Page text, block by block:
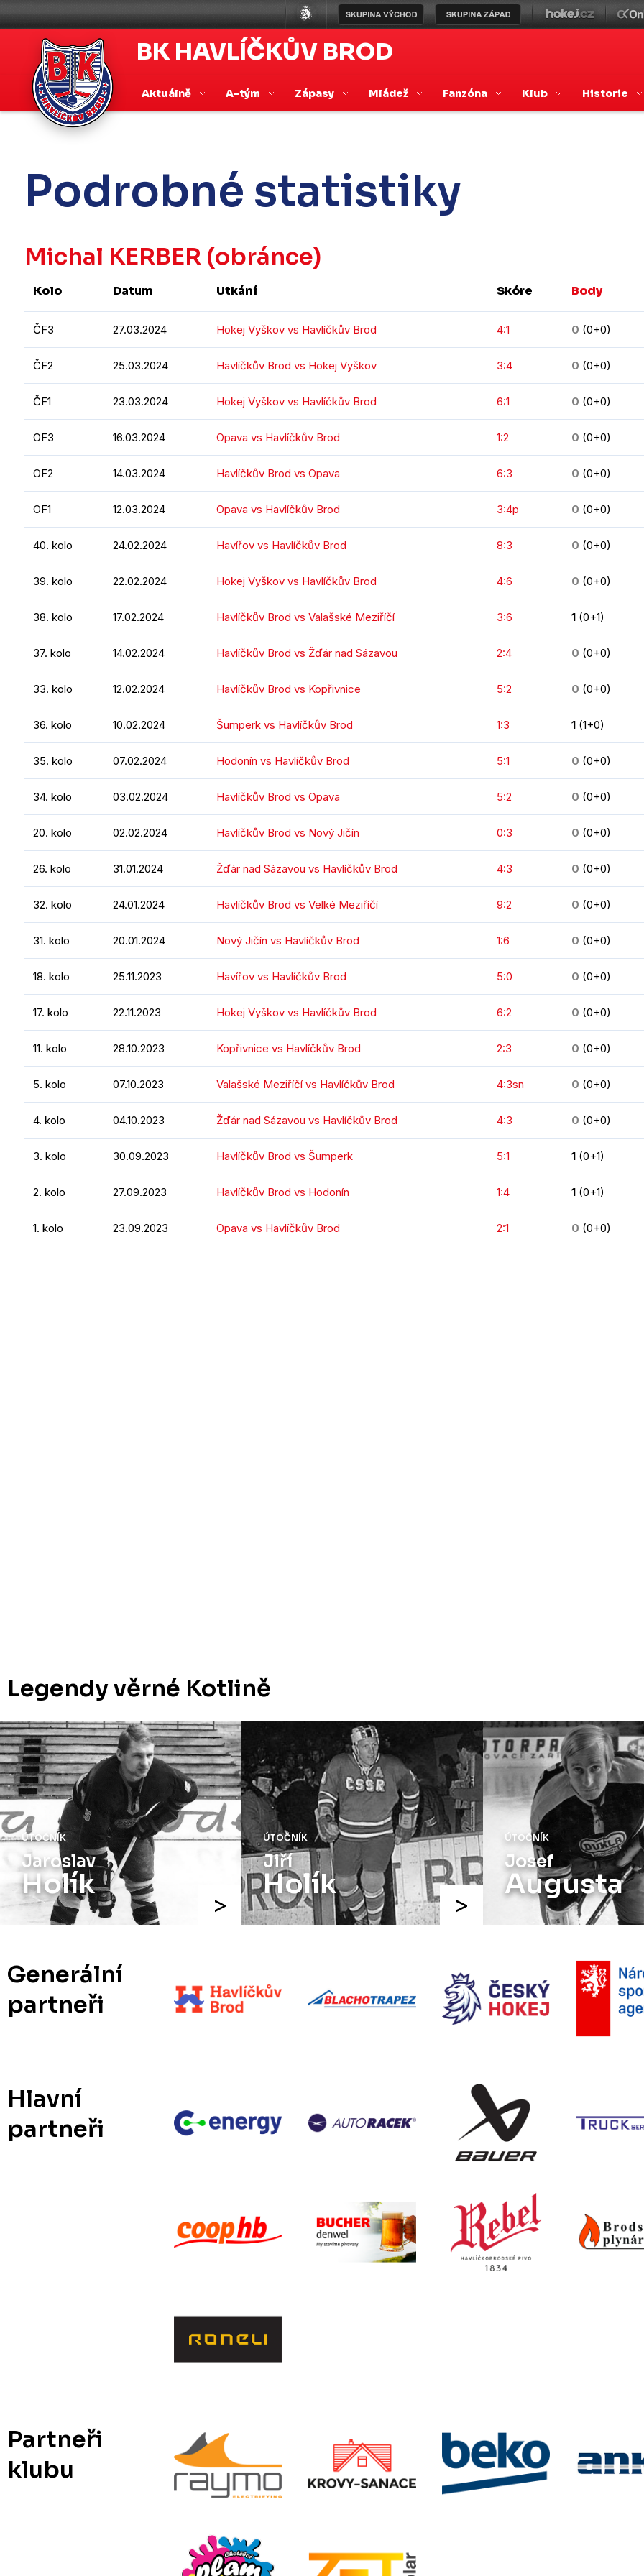
BK HAVLÍČKŮV BROD
Aktuálně A-tým Zápasy Mládež Fanzóna Klub Historie
Podrobné statistiky
Michal KERBER (obránce)
Kolo Datum Utkání Skóre Body
ČF3 27.03.2024 Hokej Vyškov vs Havlíčkův Brod 4:1 0 (0+0)
ČF2 25.03.2024 Havlíčkův Brod vs Hokej Vyškov 3:4 0 (0+0)
ČF1 23.03.2024 Hokej Vyškov vs Havlíčkův Brod 6:1 0 (0+0)
OF3 16.03.2024 Opava vs Havlíčkův Brod 1:2 0 (0+0)
OF2 14.03.2024 Havlíčkův Brod vs Opava 6:3 0 (0+0)
OF1 12.03.2024 Opava vs Havlíčkův Brod 3:4p 0 (0+0)
40. kolo 24.02.2024 Havířov vs Havlíčkův Brod 8:3 0 (0+0)
39. kolo 22.02.2024 Hokej Vyškov vs Havlíčkův Brod 4:6 0 (0+0)
38. kolo 17.02.2024 Havlíčkův Brod vs Valašské Meziříčí 3:6 1 (0+1)
37. kolo 14.02.2024 Havlíčkův Brod vs Žďár nad Sázavou 2:4 0 (0+0)
33. kolo 12.02.2024 Havlíčkův Brod vs Kopřivnice 5:2 0 (0+0)
36. kolo 10.02.2024 Šumperk vs Havlíčkův Brod 1:3 1 (1+0)
35. kolo 07.02.2024 Hodonín vs Havlíčkův Brod 5:1 0 (0+0)
34. kolo 03.02.2024 Havlíčkův Brod vs Opava 5:2 0 (0+0)
20. kolo 02.02.2024 Havlíčkův Brod vs Nový Jičín 0:3 0 (0+0)
26. kolo 31.01.2024 Žďár nad Sázavou vs Havlíčkův Brod 4:3 0 (0+0)
32. kolo 24.01.2024 Havlíčkův Brod vs Velké Meziříčí 9:2 0 (0+0)
31. kolo 20.01.2024 Nový Jičín vs Havlíčkův Brod 1:6 0 (0+0)
18. kolo 25.11.2023 Havířov vs Havlíčkův Brod 5:0 0 (0+0)
17. kolo 22.11.2023 Hokej Vyškov vs Havlíčkův Brod 6:2 0 (0+0)
11. kolo 28.10.2023 Kopřivnice vs Havlíčkův Brod 2:3 0 (0+0)
5. kolo 07.10.2023 Valašské Meziříčí vs Havlíčkův Brod 4:3sn 0 (0+0)
4. kolo 04.10.2023 Žďár nad Sázavou vs Havlíčkův Brod 4:3 0 (0+0)
3. kolo 30.09.2023 Havlíčkův Brod vs Šumperk 5:1 1 (0+1)
2. kolo 27.09.2023 Havlíčkův Brod vs Hodonín 1:4 1 (0+1)
1. kolo 23.09.2023 Opava vs Havlíčkův Brod 2:1 0 (0+0)
Legendy věrné Kotlině
ÚTOČNÍK
Jaroslav
Holík
ÚTOČNÍK
Jiří
Holík
ÚTOČNÍK
Josef
Augusta
Generální
partneři
Hlavní
partneři
Partneři
klubu